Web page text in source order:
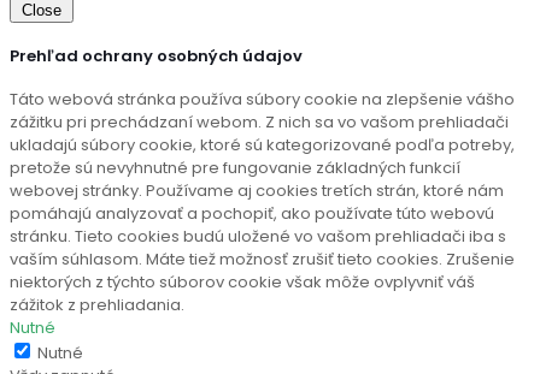
Close
Prehľad ochrany osobných údajov
Táto webová stránka používa súbory cookie na zlepšenie vášho
zážitku pri prechádzaní webom. Z nich sa vo vašom prehliadači
ukladajú súbory cookie, ktoré sú kategorizované podľa potreby,
pretože sú nevyhnutné pre fungovanie základných funkcií
webovej stránky. Používame aj cookies tretích strán, ktoré nám
pomáhajú analyzovať a pochopiť, ako používate túto webovú
stránku. Tieto cookies budú uložené vo vašom prehliadači iba s
vaším súhlasom. Máte tiež možnosť zrušiť tieto cookies. Zrušenie
niektorých z týchto súborov cookie však môže ovplyvniť váš
zážitok z prehliadania.
Nutné
Nutné